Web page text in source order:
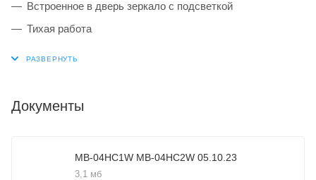
Встроенное в дверь зеркало с подсветкой
Тихая работа
Документы
MB-04HC1W MB-04HC2W 05.10.23
3,1 мб